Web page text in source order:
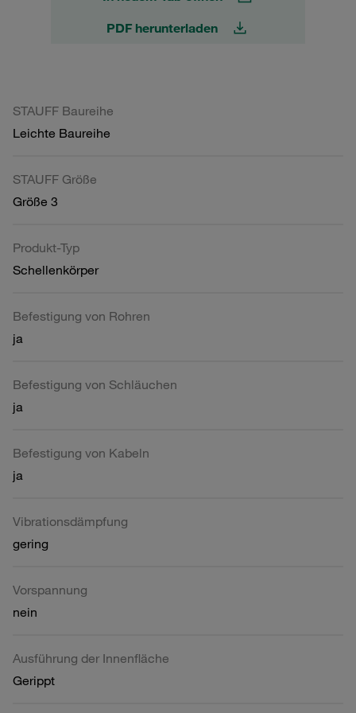
PDF herunterladen
STAUFF Baureihe
Leichte Baureihe
STAUFF Größe
Größe 3
Produkt-Typ
Schellenkörper
Befestigung von Rohren
ja
Befestigung von Schläuchen
ja
Befestigung von Kabeln
ja
Vibrationsdämpfung
gering
Vorspannung
nein
Ausführung der Innenfläche
Gerippt